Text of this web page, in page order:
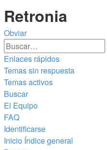
Retronia
Obviar
Enlaces rápidos
Temas sin respuesta
Temas activos
Buscar
El Equipo
FAQ
Identificarse
Inicio Índice general